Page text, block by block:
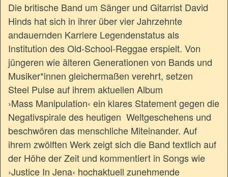
Die britische Band um Sänger und Gitarrist David
Hinds hat sich in ihrer über vier Jahrzehnte
andauernden Karriere Legendenstatus als
Institution des Old-School-Reggae erspielt. Von
jüngeren wie älteren Generationen von Bands und
Musiker*innen gleichermaßen verehrt, setzen
Steel Pulse auf ihrem aktuellen Album
›Mass Manipulation‹ ein klares Statement gegen die
Negativspirale des heutigen Weltgeschehens und
beschwören das menschliche Miteinander. Auf
ihrem zwölften Werk zeigt sich die Band textlich auf
der Höhe der Zeit und kommentiert in Songs wie
›Justice In Jena‹ hochaktuell zunehmende